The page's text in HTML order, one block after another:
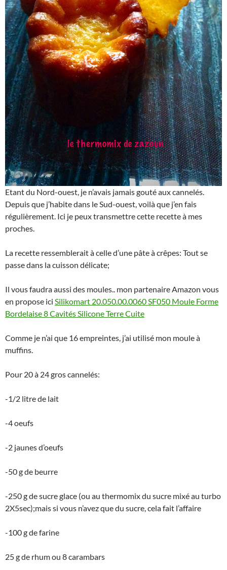
Etant du Nord-ouest, je n’avais jamais gouté aux cannelés.
Depuis que j’habite dans le Sud-ouest, voilà que j’en fais
régulièrement. Ici je peux transmettre cette recette à mes
proches.
La recette ressemblerait à celle d’une pâte à crêpes: Tout se
passe dans la cuisson délicate;
Il vous faudra aussi des moules.. mon partenaire Amazon vous
en propose ici Silikomart 20.050.00.0060 SF050 Moule Forme
Bordelaise 8 Cavités Silicone Terre Cuite
Comme je n’ai que 16 empreintes, j’ai utilisé mon moule à
muffins.
Pour 20 à 24 gros cannelés:
-1/2 litre de lait
-4 oeufs
-2 jaunes d’oeufs
-50 g de beurre
-250 g de sucre glace (ou au thermomix du sucre mixé au turbo
2X5sec);mais si vous n’avez que du sucre, cela fait l’affaire
-100 g de farine
25 g de rhum ou 8 carambars